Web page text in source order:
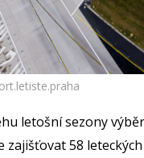
letošní sezony
zajišťovat 58